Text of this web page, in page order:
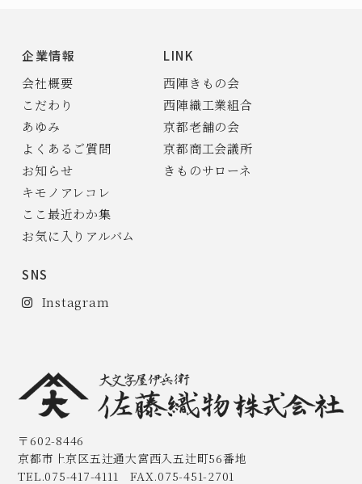
企業情報
会社概要
こだわり
あゆみ
よくあるご質問
お知らせ
キモノアレコレ
ここ最近わか集
お気に入りアルバム
SNS
Instagram
LINK
西陣きもの会
西陣織工業組合
京都老舗の会
京都商工会議所
きものサローネ
〒602-8446
京都市上京区五辻通大宮西入五辻町56番地
TEL.075-417-4111 FAX.075-451-2701